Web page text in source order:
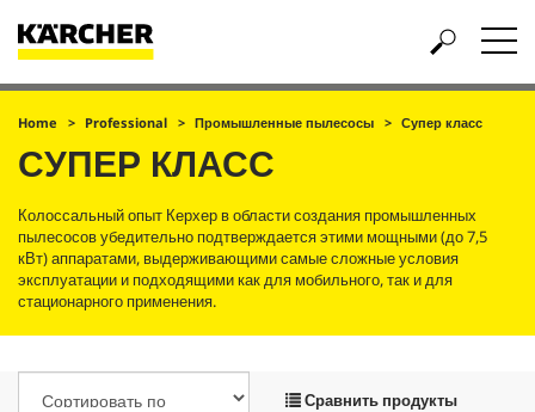
Home Professional Промышленные пылесосы Супер класс
СУПЕР КЛАСС
Колоссальный опыт Керхер в области создания промышленных
пылесосов убедительно подтверждается этими мощными (до 7,5
кВт) аппаратами, выдерживающими самые сложные условия
эксплуатации и подходящими как для мобильного, так и для
стационарного применения.
Сравнить продукты